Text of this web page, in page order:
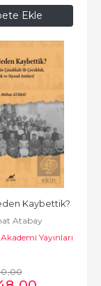
Ekle
Kaybettik?
Atabay
Yayınları
,00